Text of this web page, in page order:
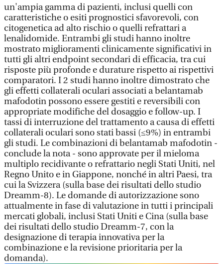
un'ampia gamma di pazienti, inclusi quelli con
caratteristiche o esiti prognostici sfavorevoli, con
citogenetica ad alto rischio o quelli refrattari a
lenalidomide. Entrambi gli studi hanno inoltre
mostrato miglioramenti clinicamente significativi in
tutti gli altri endpoint secondari di efficacia, tra cui
risposte più profonde e durature rispetto ai rispettivi
comparatori. I 2 studi hanno inoltre dimostrato che
gli effetti collaterali oculari associati a belantamab
mafodotin possono essere gestiti e reversibili con
appropriate modifiche del dosaggio e follow-up. I
tassi di interruzione del trattamento a causa di effetti
collaterali oculari sono stati bassi (≤9%) in entrambi
gli studi. Le combinazioni di belantamab mafodotin -
conclude la nota - sono approvate per il mieloma
multiplo recidivante o refrattario negli Stati Uniti, nel
Regno Unito e in Giappone, nonché in altri Paesi, tra
cui la Svizzera (sulla base dei risultati dello studio
Dreamm-8). Le domande di autorizzazione sono
attualmente in fase di valutazione in tutti i principali
mercati globali, inclusi Stati Uniti e Cina (sulla base
dei risultati dello studio Dreamm-7, con la
designazione di terapia innovativa per la
combinazione e la revisione prioritaria per la
domanda).